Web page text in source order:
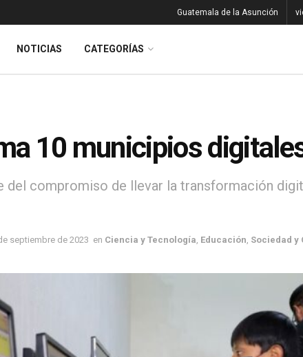
Guatemala de la Asunción
NOTICIAS CATEGORÍAS
10 municipios
del compromiso de llevar la transformación
septiembre de 2023 en Ciencia y Tecnología Educación Sociedad y